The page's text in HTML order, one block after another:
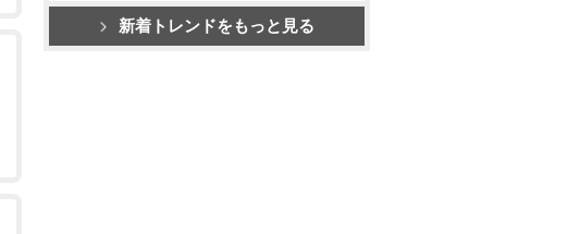
新着トレンドをもっと見る